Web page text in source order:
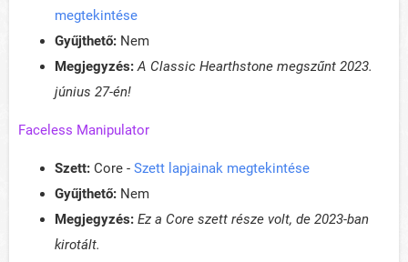
megtekintése
Gyűjthető: Nem
Megjegyzés: A Classic Hearthstone megszűnt 2023.
június 27-én!
Faceless Manipulator
Szett: Core - Szett lapjainak megtekintése
Gyűjthető: Nem
Megjegyzés: Ez a Core szett része volt, de 2023-ban
kirotált.